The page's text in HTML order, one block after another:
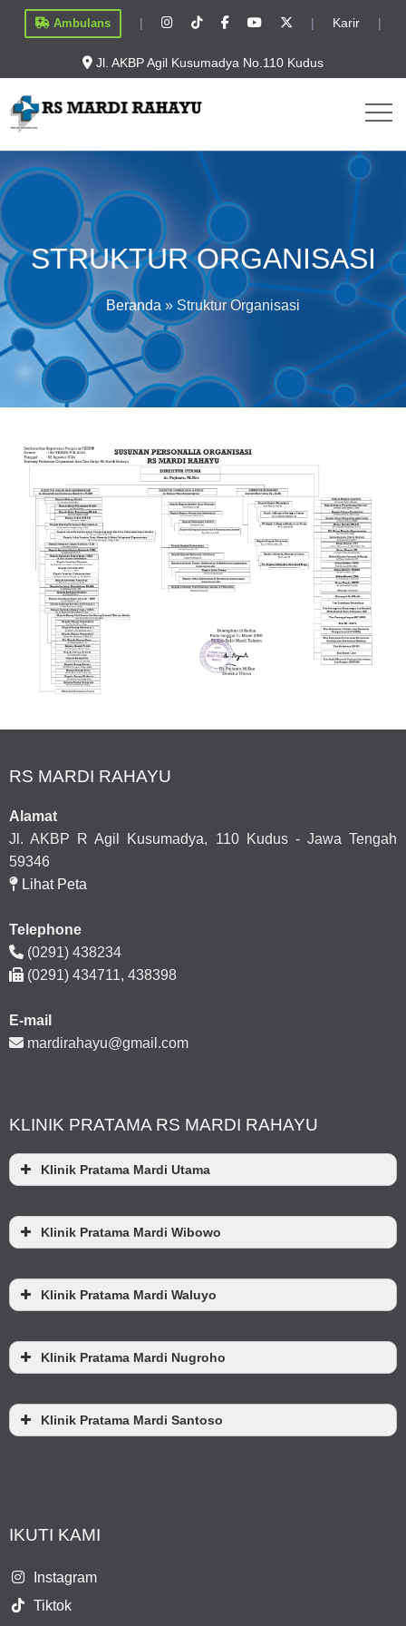
Ambulans | | Karir |
Jl. AKBP Agil Kusumadya No.110 Kudus
STRUKTUR ORGANISASI
Beranda » Struktur Organisasi
RS MARDI RAHAYU
Alamat
Jl. AKBP R Agil Kusumadya, 110 Kudus - Jawa Tengah
59346
Lihat Peta
Telephone
(0291) 438234
(0291) 434711, 438398
E-mail
mardirahayu@gmail.com
KLINIK PRATAMA RS MARDI RAHAYU
Klinik Pratama Mardi Utama
Klinik Pratama Mardi Wibowo
Klinik Pratama Mardi Waluyo
Klinik Pratama Mardi Nugroho
Klinik Pratama Mardi Santoso
IKUTI KAMI
Instagram
Tiktok